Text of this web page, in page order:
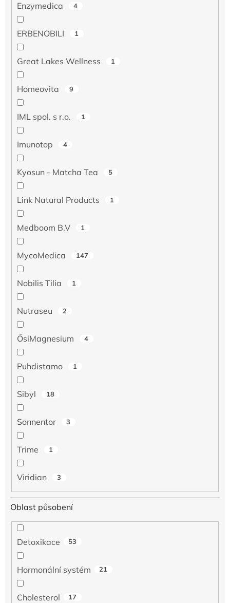
Enzymedica 4
ERBENOBILI 1
Great Lakes Wellness 1
Homeovita 9
IML spol. s r.o. 1
Imunotop 4
Kyosun - Matcha Tea 5
Link Natural Products 1
Medboom B.V 1
MycoMedica 147
Nobilis Tilia 1
Nutraseu 2
ŐsiMagnesium 4
Puhdistamo 1
Sibyl 18
Sonnentor 3
Trime 1
Viridian 3
Oblast působení
Detoxikace 53
Hormonální systém 21
Cholesterol 17